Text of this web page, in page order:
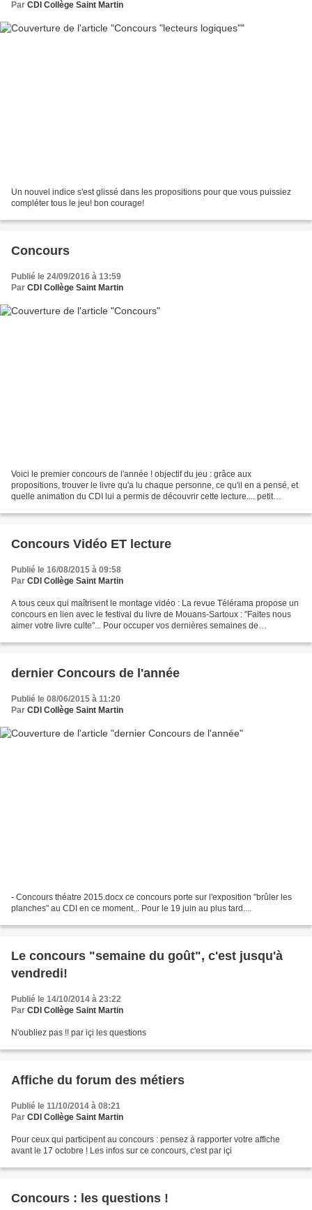
Par CDI Collège Saint Martin
Un nouvel indice s'est glissé dans les propositions pour que vous puissiez
compléter tous le jeu! bon courage!
Concours
Publié le 24/09/2016 à 13:59
Par CDI Collège Saint Martin
Voici le premier concours de l'année ! objectif du jeu : grâce aux
propositions, trouver le livre qu'a lu chaque personne, ce qu'il en a pensé, et
quelle animation du CDI lui a permis de découvrir cette lecture.... petit
Concours Vidéo ET lecture
Publié le 16/08/2015 à 09:58
Par CDI Collège Saint Martin
A tous ceux qui maîtrisent le montage vidéo : La revue Télérama propose un
concours en lien avec le festival du livre de Mouans-Sartoux : "Faites nous
aimer votre livre culte"... Pour occuper vos dernières semaines de
dernier Concours de l'année
Publié le 08/06/2015 à 11:20
Par CDI Collège Saint Martin
- Concours théatre 2015.docx ce concours porte sur l'exposition "brûler les
planches" au CDI en ce moment... Pour le 19 juin au plus tard....
Le concours "semaine du goût", c'est jusqu'à
vendredi!
Publié le 14/10/2014 à 23:22
Par CDI Collège Saint Martin
N'oubliez pas !! par içi les questions
Affiche du forum des métiers
Publié le 11/10/2014 à 08:21
Par CDI Collège Saint Martin
Pour ceux qui participent au concours : pensez à rapporter votre affiche
avant le 17 octobre ! Les infos sur ce concours, c'est par içi
Concours : les questions !